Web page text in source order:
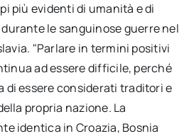
più evidenti di umanità e di
le sanguinose guerre nel
"Parlare in termini positivi
ad essere difficile, perché
di essere considerati traditori e
propria nazione. La
identica in Croazia, Bosnia